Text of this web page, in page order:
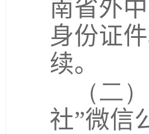
南省外
身份证
续。
（二）
社”微信